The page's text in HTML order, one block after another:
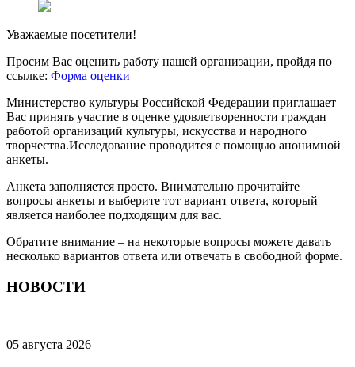
Уважаемые посетители!
Просим Вас оценить работу нашей организации, пройдя по
ссылке: Форма оценки
Министерство культуры Российской Федерации приглашает
Вас принять участие в оценке удовлетворенности граждан
работой организаций культуры, искусства и народного
творчества.Исследование проводится с помощью анонимной
анкеты.
Анкета заполняется просто. Внимательно прочитайте
вопросы анкеты и выберите тот вариант ответа, который
является наиболее подходящим для вас.
Обратите внимание – на некоторые вопросы можете давать
несколько вариантов ответа или отвечать в свободной форме.
НОВОСТИ
05 августа 2026